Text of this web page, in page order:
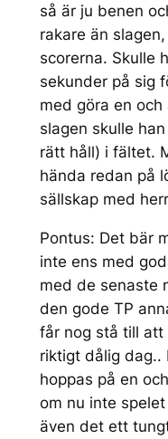
så är ju benen
rakare än
scorerna. Skulle
sekunder på sig
med göra en och
slagen skulle
rätt håll) i fältet.
hända redan på
sällskap med
Pontus: Det bär
inte ens med
med de senaste
den gode TP
får nog stå till att
riktigt dålig dag..
hoppas på en
om nu inte
även det ett